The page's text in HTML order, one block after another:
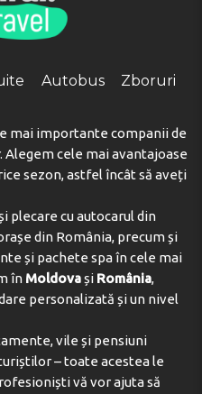
Autobus Zboruri
mai importante companii de
cele mai avantajoase
sezon, astfel încât să aveți
plecare cu autocarul din
din România, precum și
și pachete spa în cele mai
în Moldovași România,
personalizată și un nivel
vile și pensiuni
– toate acestea le
vă vor ajuta să